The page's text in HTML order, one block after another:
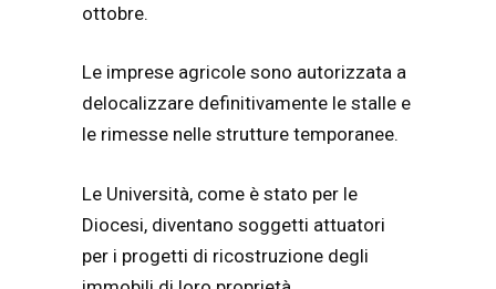
ottobre.
Le imprese agricole sono autorizzata a
delocalizzare definitivamente le stalle e
le rimesse nelle strutture temporanee.
Le Università, come è stato per le
Diocesi, diventano soggetti attuatori
per i progetti di ricostruzione degli